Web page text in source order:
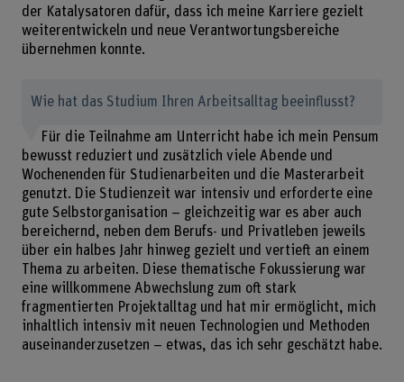
der Katalysatoren dafür, dass ich meine Karriere gezielt
weiterentwickeln und neue Verantwortungsbereiche
übernehmen konnte.
Wie hat das Studium Ihren Arbeitsalltag beeinflusst?
Für die Teilnahme am Unterricht habe ich mein Pensum
bewusst reduziert und zusätzlich viele Abende und
Wochenenden für Studienarbeiten und die Masterarbeit
genutzt. Die Studienzeit war intensiv und erforderte eine
gute Selbstorganisation – gleichzeitig war es aber auch
bereichernd, neben dem Berufs- und Privatleben jeweils
über ein halbes Jahr hinweg gezielt und vertieft an einem
Thema zu arbeiten. Diese thematische Fokussierung war
eine willkommene Abwechslung zum oft stark
fragmentierten Projektalltag und hat mir ermöglicht, mich
inhaltlich intensiv mit neuen Technologien und Methoden
auseinanderzusetzen – etwas, das ich sehr geschätzt habe.